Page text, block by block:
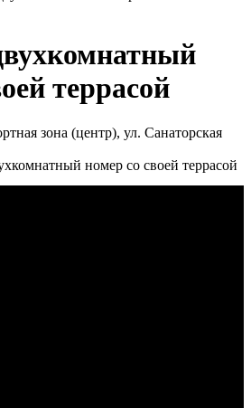
террасой
зона (центр), ул. Санаторская